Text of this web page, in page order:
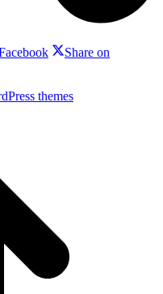
Share on
themes